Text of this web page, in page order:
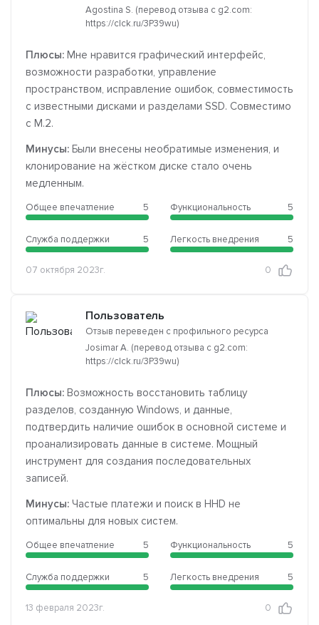
Agostina S. (перевод отзыва с g2.com:
https://clck.ru/3P39wu)
Плюсы: Мне нравится графический интерфейс,
возможности разработки, управление
пространством, исправление ошибок, совместимость
с известными дисками и разделами SSD. Совместимо
с M.2.
Минусы: Были внесены необратимые изменения, и
клонирование на жёстком диске стало очень
медленным.
Общее впечатление 5
Служба поддержки 5
Функциональность 5
Легкость внедрения 5
07 октября 2023г. 0
Пользователь
Отзыв переведен с профильного ресурса
Josimar A. (перевод отзыва с g2.com:
https://clck.ru/3P39wu)
Плюсы: Возможность восстановить таблицу
разделов, созданную Windows, и данные,
подтвердить наличие ошибок в основной системе и
проанализировать данные в системе. Мощный
инструмент для создания последовательных
записей.
Минусы: Частые платежи и поиск в HHD не
оптимальны для новых систем.
Общее впечатление 5
Служба поддержки 5
Функциональность 5
Легкость внедрения 5
13 февраля 2023г. 0